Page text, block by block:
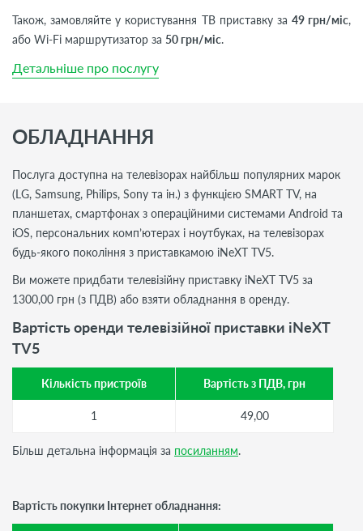
Також, замовляйте у користування ТВ приставку за 49 грн/міс,
або Wi-Fi маршрутизатор за 50 грн/міс.
Детальніше про послугу
ОБЛАДНАННЯ
Послуга доступна на телевізорах найбільш популярних марок
(LG, Samsung, Philips, Sony та ін.) з функцією SMART TV, на
планшетах, смартфонах з операційними системами Android та
iOS, персональних комп’ютерах і ноутбуках, на телевізорах
будь-якого покоління з приставкамою iNeXT TV5.
Ви можете придбати телевізійну приставку iNeXT TV5 за
1300,00 грн (з ПДВ) або взяти обладнання в оренду.
Вартість оренди телевізійної приставки iNeXT
TV5
Кількість пристроїв Вартість з ПДВ, грн
1 49,00
Більш детальна інформація за посиланням.
Вартість покупки Інтернет обладнання: